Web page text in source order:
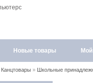
Новые товары Мой
Канцтовары» Школьные